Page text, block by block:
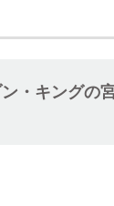
・キングの